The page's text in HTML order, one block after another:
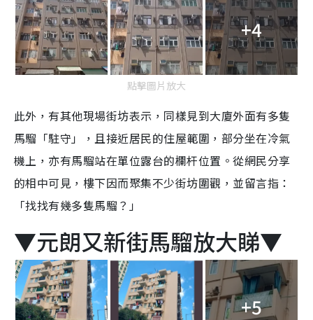
+4
點擊圖片放大
此外，有其他現場街坊表示，同樣見到大廈外面有多隻
馬騮「駐守」，且接近居民的住屋範圍，部分坐在冷氣
機上，亦有馬騮站在單位露台的欄杆位置。從網民分享
的相中可見，樓下因而聚集不少街坊圍觀，並留言指：
「找找有幾多隻馬騮？」
▼元朗又新街馬騮放大睇▼
+5